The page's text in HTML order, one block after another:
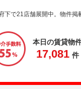
下で21店舗展開中。物件掲
本日の賃貸物
17,081 件